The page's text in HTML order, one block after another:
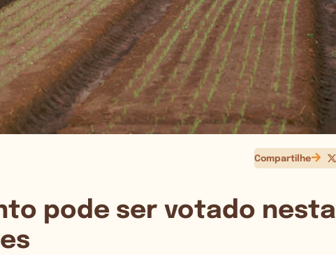
Compartilhe
pode ser votado nesta